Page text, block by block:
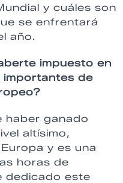
y cuáles son
se enfrentará
año.
impuesto en
importantes de
haber ganado
altísimo,
y es una
horas de
dedicado este